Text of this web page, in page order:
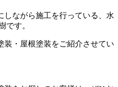
しながら施工を行っている、水
です。
装・屋根塗装をご紹介させてい